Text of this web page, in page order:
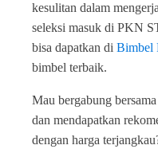
kesulitan dalam
seleksi masuk di PKN
bisa dapatkan di Bimbel
bimbel terbaik.
Mau bergabung
dan mendapatkan
dengan harga